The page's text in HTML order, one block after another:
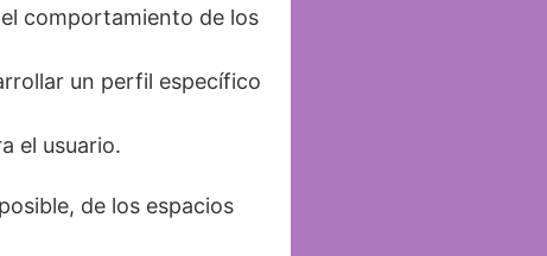
comportamiento de los
un perfil específico
el usuario.
de los espacios